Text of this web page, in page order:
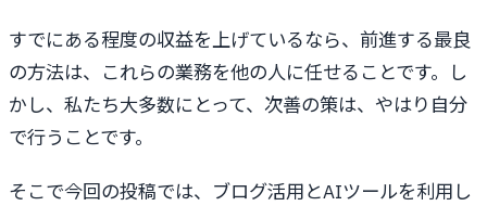
すでにある程度の収益を上げているなら、前進する最良
の方法は、これらの業務を他の人に任せることです。し
かし、私たち大多数にとって、次善の策は、やはり自分
で行うことです。
そこで今回の投稿では、ブログ活用とAIツールを利用し